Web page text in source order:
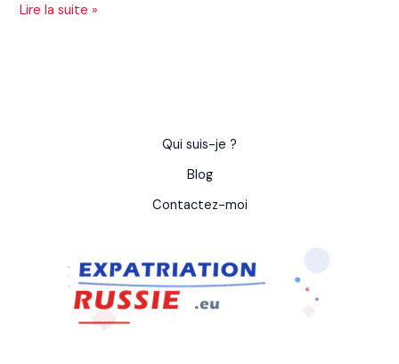
Lire la suite »
Qui suis-je ?
Blog
Contactez-moi